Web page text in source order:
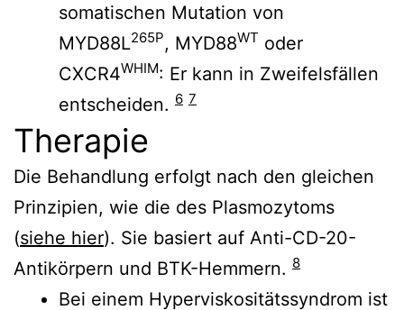
somatischen Mutation von
MYD88L265P, MYD88WT oder
CXCR4WHIM: Er kann in Zweifelsfällen
entscheiden. 6 7
Therapie
Die Behandlung erfolgt nach den gleichen
Prinzipien, wie die des Plasmozytoms
(siehe hier). Sie basiert auf Anti-CD-20-
Antikörpern und BTK-Hemmern. 8
Bei einem Hyperviskositätssyndrom ist